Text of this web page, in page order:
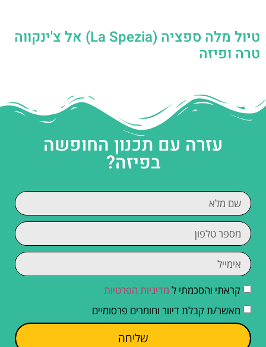
טיול מלה ספציה (La Spezia) אל צ'ינקווה
טרה ופיזה
עזרה עם תכנון החופשה
בפיזה?
קראתי והסכמתי ל מדיניות הפרטיות
מאשר/ת קבלת דיוור וחומרים פרסומיים
שליחה